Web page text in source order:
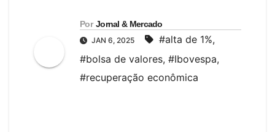
Por Jornal & Mercado
JAN 6, 2025 #alta de 1%,
#bolsa de valores, #Ibovespa,
#recuperação econômica